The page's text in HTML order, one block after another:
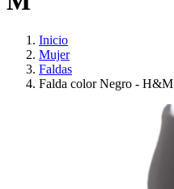
Inicio
Mujer
Faldas
Falda color Negro - H&M